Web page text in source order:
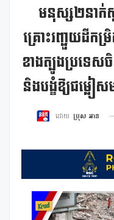
មនុស្ស២នាក់ស្
គ្រោះរញ្ជួយដីកម្
ខាងត្បូងប្រទេ
និងបង្ខំឱ្យជម្ល
ដោយ ប្រុស អាន